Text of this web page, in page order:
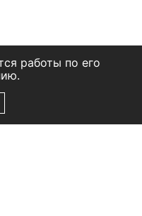
работы по его